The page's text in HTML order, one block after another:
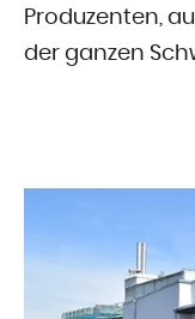
Produzenten,
der ganzen